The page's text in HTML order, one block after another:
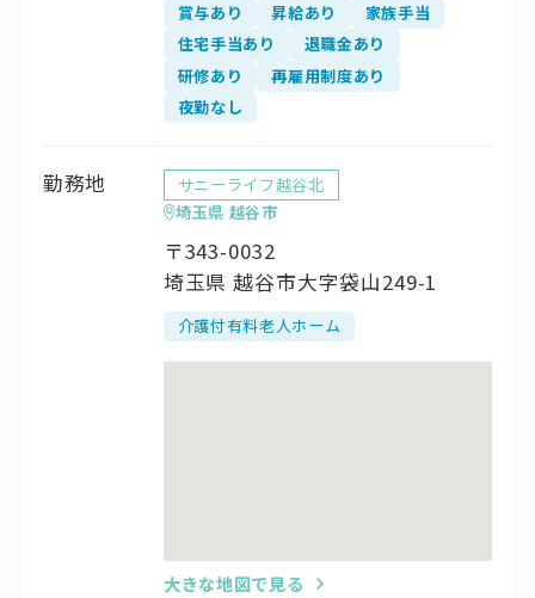
賞与あり
昇給あり
家族手当
住宅手当あり
退職金あり
研修あり
再雇用制度あり
夜勤なし
勤務地
サニーライフ越谷北
埼玉県 越谷市
〒343-0032
埼玉県 越谷市大字袋山249-1
介護付有料老人ホーム
大きな地図で見る